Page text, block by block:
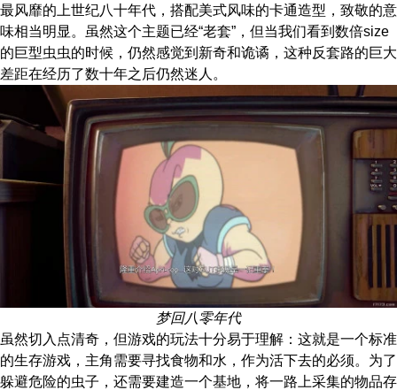
最风靡的上世纪八十年代，搭配美式风味的卡通造型，致敬的意
味相当明显。虽然这个主题已经“老套”，但当我们看到数倍size
的巨型虫虫的时候，仍然感觉到新奇和诡谲，这种反套路的巨大
差距在经历了数十年之后仍然迷人。
梦回八零年代
虽然切入点清奇，但游戏的玩法十分易于理解：这就是一个标准
的生存游戏，主角需要寻找食物和水，作为活下去的必须。为了
躲避危险的虫子，还需要建造一个基地，将一路上采集的物品存